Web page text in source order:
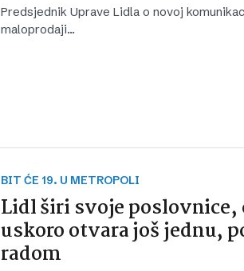
Predsjednik Uprave Lidla o novoj
maloprodaji...
BIT ĆE 19. U METROPOLI
Lidl širi svoje poslovnice,
uskoro otvara još jednu,
radom